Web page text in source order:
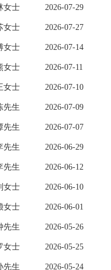
女士 2026-07-29
女士 2026-07-27
女士 2026-07-14
女士 2026-07-11
女士 2026-07-10
先生 2026-07-09
先生 2026-07-07
先生 2026-06-29
先生 2026-06-12
女士 2026-06-10
女士 2026-06-01
先生 2026-05-26
女士 2026-05-25
先生 2026-05-24